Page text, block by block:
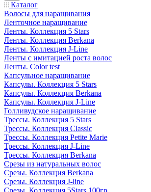
Каталог
Волосы для наращивания
Ленточное наращивание
Ленты. Коллекция 5 Stars
Ленты. Коллекция Berkana
Ленты. Коллекция J-Line
Ленты с имитацией роста волос
Ленты. Color test
Капсульное наращивание
Капсулы. Коллекция 5 Stars
Капсулы. Коллекция Berkana
Капсулы. Коллекция J-Line
Голливудское наращивание
Трессы. Коллекция 5 Stars
Трессы. Коллекция Classic
Трессы. Коллекция Petite Marie
Трессы. Коллекция J-Line
Трессы. Коллекция Berkana
Срезы из натуральных волос
Срезы. Коллекция Berkana
Срезы. Коллекция J-line
Срезы. Коллекция 5Stars 100гр